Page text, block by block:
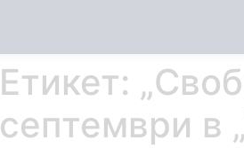
Етикет:
септември в